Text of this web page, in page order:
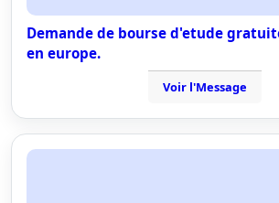
Demande de bourse d'etude
en europe.
Voir l'Message